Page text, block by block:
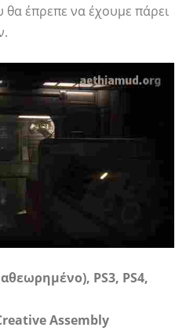
θα έπρεπε να έχουμε πάρει
PS3, PS4,
Assembly